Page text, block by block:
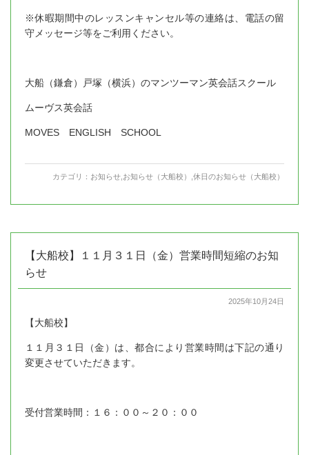
※休暇期間中のレッスンキャンセル等の連絡は、電話の留
守メッセージ等をご利用ください。
大船（鎌倉）戸塚（横浜）のマンツーマン英会話スクール
ムーヴス英会話
MOVES ENGLISH SCHOOL
カテゴリ： お知らせ お知らせ（大船校） 休日のお知らせ（大船校）
【大船校】１１月３１日（金）営業時間短縮のお知
らせ
2025年10月24日
【大船校】
１１月３１日（金）は、都合により営業時間は下記の通り
変更させていただきます。
受付営業時間：１６：００～２０：００